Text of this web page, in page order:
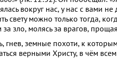
вокруг нас, у нас с вами
свету можно только тогда,
зло, молясь за врагов,
гнев, земные похоти, к
верными Христу, в чём